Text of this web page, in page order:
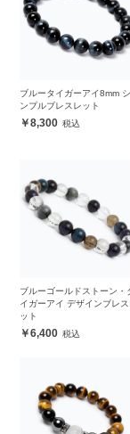
ブルータイガーアイ8mm シ
ンプルブレスレット
8,300
ブルーゴールドストーン・
イガーアイ デザインブレス
ット
6,400